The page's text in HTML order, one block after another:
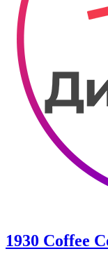
1930 Coffee